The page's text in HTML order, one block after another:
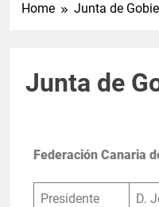
Home Junta de
Junta de
Federación Canaria
Presidente D.